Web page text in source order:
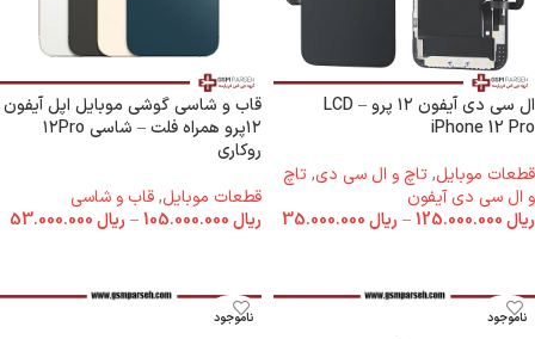
ال سی دی آیفون ۱۲ پرو – LCD
iPhone 12 Pro
قطعات موبایل,تاچ و ال سی دی,تاچ
و ال سی دی آیفون
ریال
– ریال
قاب و شاسی گوشی موبایل اپل آیفون
۱۲پرو همراه فلت – شاسی ۱۲Pro
روکاری
قطعات موبایل,قاب و شاسی
ریال
– ریال
ناموجود ناموجود